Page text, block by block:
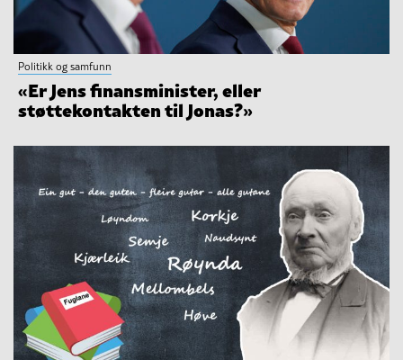
Politikk og samfunn
«Er Jens finansminister, eller
støttekontakten til Jonas?»